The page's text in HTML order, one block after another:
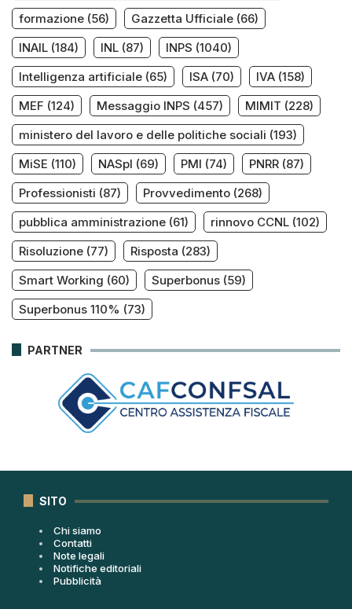
formazione (56) Gazzetta Ufficiale (66)
INAIL (184) INL (87) INPS (1040)
Intelligenza artificiale (65) ISA (70) IVA (158)
MEF (124) Messaggio INPS (457) MIMIT (228)
ministero del lavoro e delle politiche sociali (193)
MiSE (110) NASpI (69) PMI (74) PNRR (87)
Professionisti (87) Provvedimento (268)
pubblica amministrazione (61) rinnovo CCNL (102)
Risoluzione (77) Risposta (283)
Smart Working (60) Superbonus (59)
Superbonus 110% (73)
PARTNER
SITO
Chi siamo
Contatti
Note legali
Notifiche editoriali
Pubblicità